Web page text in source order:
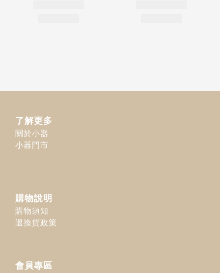
了解更多
關於小器
小器門市
購物說明
購物須知
退換貨政策
會員專區